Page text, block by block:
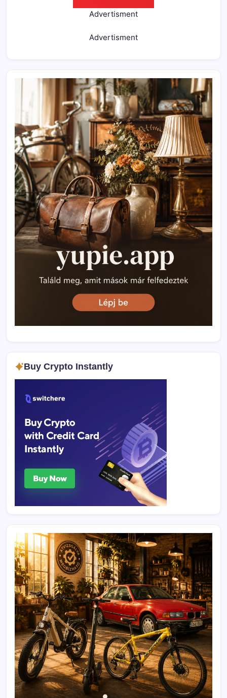
Advertisment
Advertisment
Buy Crypto Instantly